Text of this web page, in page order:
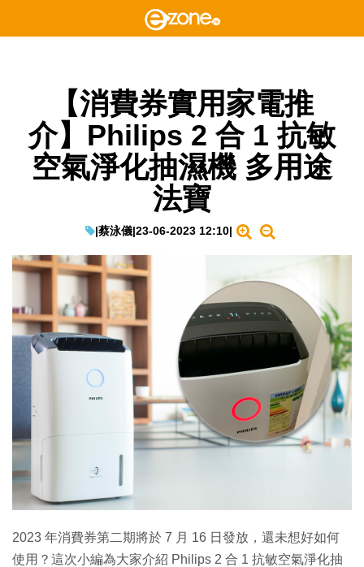
【消費券實用家電推
介】Philips 2 合 1 抗敏
空氣淨化抽濕機 多用途
法寶
|蔡泳儀|23-06-2023 12:10|
2023 年消費券第二期將於 7 月 16 日發放，還未想好如何
使用？這次小編為大家介紹 Philips 2 合 1 抗敏空氣淨化抽